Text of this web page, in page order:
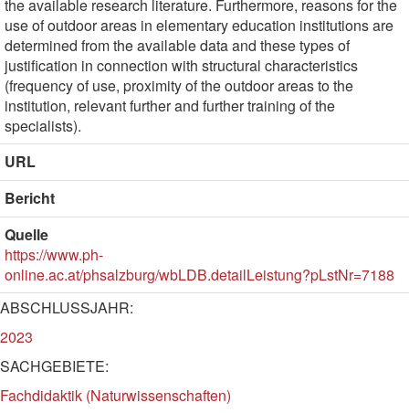
the available research literature. Furthermore, reasons for the
use of outdoor areas in elementary education institutions are
determined from the available data and these types of
justification in connection with structural characteristics
(frequency of use, proximity of the outdoor areas to the
institution, relevant further and further training of the
specialists).
URL
Bericht
Quelle
https://www.ph-
online.ac.at/phsalzburg/wbLDB.detailLeistung?pLstNr=7188
ABSCHLUSSJAHR:
2023
SACHGEBIETE:
Fachdidaktik (Naturwissenschaften)